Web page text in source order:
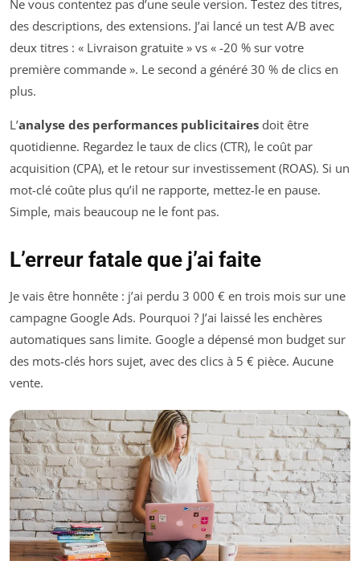
Ne vous contentez pas d’une seule version. Testez des titres,
des descriptions, des extensions. J’ai lancé un test A/B avec
deux titres : « Livraison gratuite » vs « -20 % sur votre
première commande ». Le second a généré 30 % de clics en
plus.
L’analyse des performances publicitaires doit être
quotidienne. Regardez le taux de clics (CTR), le coût par
acquisition (CPA), et le retour sur investissement (ROAS). Si un
mot-clé coûte plus qu’il ne rapporte, mettez-le en pause.
Simple, mais beaucoup ne le font pas.
L’erreur fatale que j’ai faite
Je vais être honnête : j’ai perdu 3 000 € en trois mois sur une
campagne Google Ads. Pourquoi ? J’ai laissé les enchères
automatiques sans limite. Google a dépensé mon budget sur
des mots-clés hors sujet, avec des clics à 5 € pièce. Aucune
vente.